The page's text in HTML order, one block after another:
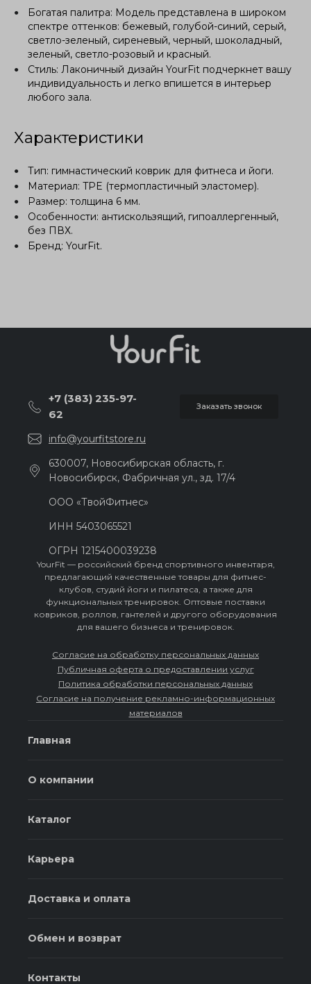
Богатая палитра: Модель представлена в широком
спектре оттенков: бежевый, голубой-синий, серый,
светло-зеленый, сиреневый, черный, шоколадный,
зеленый, светло-розовый и красный.
Стиль: Лаконичный дизайн YourFit подчеркнет вашу
индивидуальность и легко впишется в интерьер
любого зала.
Характеристики
Тип: гимнастический коврик для фитнеса и йоги.
Материал: TPE (термопластичный эластомер).
Размер: толщина 6 мм.
Особенности: антискользящий, гипоаллергенный,
без ПВХ.
Бренд: YourFit.
+7 (383) 235-97-
62
Заказать звонок
info@yourfitstore.ru
630007, Новосибирская область, г.
Новосибирск, Фабричная ул., зд. 17/4
ООО «ТвойФитнес»
ИНН 54030‍65521
ОГРН 121540‍0039238
YourFit — российский бренд спортивного инвентаря,
предлагающий качественные товары для фитнес-
клубов, студий йоги и пилатеса, а также для
функциональных тренировок. Оптовые поставки
ковриков, роллов, гантелей и другого оборудования
для вашего бизнеса и тренировок.
Согласие на обработку персональных данных
Публичная оферта о предоставлении услуг
Политика обработки персональных данных
Согласие на получение рекламно-информационных
материалов
Главная
О компании
Каталог
Карьера
Доставка и оплата
Обмен и возврат
Контакты